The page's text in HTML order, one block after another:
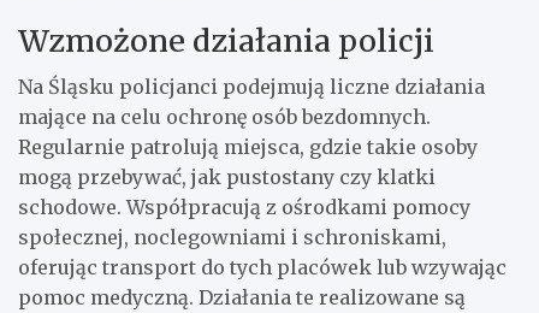
Wzmożone działania policji
Na Śląsku policjanci podejmują liczne działania
mające na celu ochronę osób bezdomnych.
Regularnie patrolują miejsca, gdzie takie osoby
mogą przebywać, jak pustostany czy klatki
schodowe. Współpracują z ośrodkami pomocy
społecznej, noclegowniami i schroniskami,
oferując transport do tych placówek lub wzywając
pomoc medyczną. Działania te realizowane są